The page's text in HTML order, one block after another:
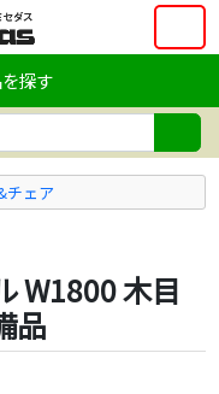
探す
チェア
W1800 木目
品